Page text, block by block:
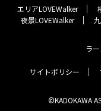
エリアLOVEWalker
夜景LOVEWalker
ラ
サイトポリシー
©KADOKAWA